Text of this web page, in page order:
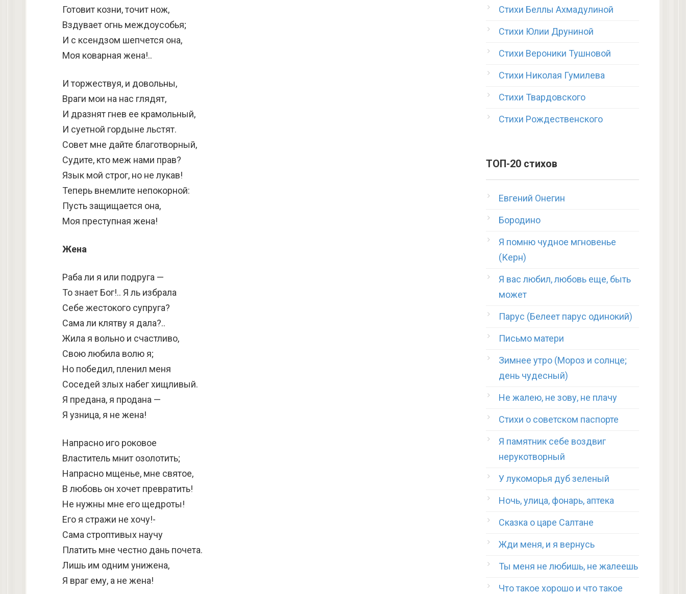
Готовит козни, точит нож,
Вздувает огнь междоусобья;
И с ксендзом шепчется она,
Моя коварная жена!..
И торжествуя, и довольны,
Враги мои на нас глядят,
И дразнят гнев ее крамольный,
И суетной гордыне льстят.
Совет мне дайте благотворный,
Судите, кто меж нами прав?
Язык мой строг, но не лукав!
Теперь внемлите непокорной:
Пусть защищается она,
Моя преступная жена!
Жена
Раба ли я или подруга —
То знает Бог!.. Я ль избрала
Себе жестокого супруга?
Сама ли клятву я дала?..
Жила я вольно и счастливо,
Свою любила волю я;
Но победил, пленил меня
Соседей злых набег хищливый.
Я предана, я продана —
Я узница, я не жена!
Напрасно иго роковое
Властитель мнит озолотить;
Напрасно мщенье, мне святое,
В любовь он хочет превратить!
Не нужны мне его щедроты!
Его я стражи не хочу!-
Сама строптивых научу
Платить мне честно дань почета.
Лишь им одним унижена,
Я враг ему, а не жена!
Стихи Беллы Ахмадулиной
Стихи Юлии Друниной
Стихи Вероники Тушновой
Стихи Николая Гумилева
Стихи Твардовского
Стихи Рождественского
ТОП-20 стихов
Евгений Онегин
Бородино
Я помню чудное мгновенье
(Керн)
Я вас любил, любовь еще, быть
может
Парус (Белеет парус одинокий)
Письмо матери
Зимнее утро (Мороз и солнце;
день чудесный)
Не жалею, не зову, не плачу
Стихи о советском паспорте
Я памятник себе воздвиг
нерукотворный
У лукоморья дуб зеленый
Ночь, улица, фонарь, аптека
Сказка о царе Салтане
Жди меня, и я вернусь
Ты меня не любишь, не жалеешь
Что такое хорошо и что такое